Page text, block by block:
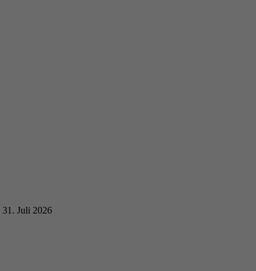
31. Juli 2026